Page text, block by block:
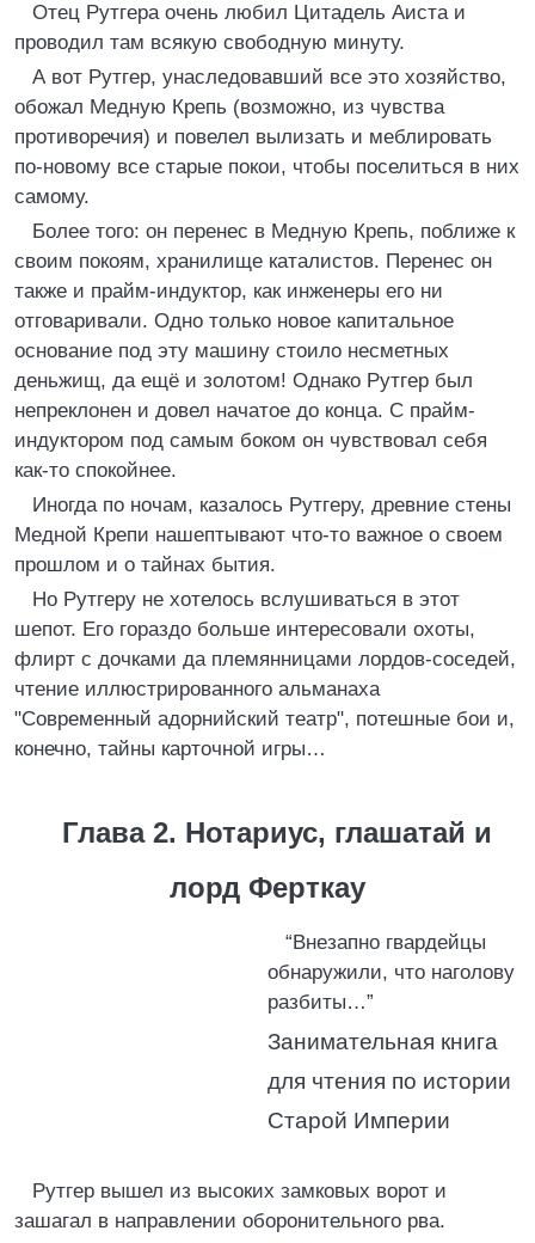
Отец Рутгера очень любил Цитадель Аиста и
проводил там всякую свободную минуту.
А вот Рутгер, унаследовавший все это хозяйство,
обожал Медную Крепь (возможно, из чувства
противоречия) и повелел вылизать и меблировать
по-новому все старые покои, чтобы поселиться в них
самому.
Более того: он перенес в Медную Крепь, поближе к
своим покоям, хранилище каталистов. Перенес он
также и прайм-индуктор, как инженеры его ни
отговаривали. Одно только новое капитальное
основание под эту машину стоило несметных
деньжищ, да ещё и золотом! Однако Рутгер был
непреклонен и довел начатое до конца. С прайм-
индуктором под самым боком он чувствовал себя
как-то спокойнее.
Иногда по ночам, казалось Рутгеру, древние стены
Медной Крепи нашептывают что-то важное о своем
прошлом и о тайнах бытия.
Но Рутгеру не хотелось вслушиваться в этот
шепот. Его гораздо больше интересовали охоты,
флирт с дочками да племянницами лордов-соседей,
чтение иллюстрированного альманаха
"Современный адорнийский театр", потешные бои и,
конечно, тайны карточной игры…
Глава 2. Нотариус, глашатай и
лорд Ферткау
“Внезапно гвардейцы
обнаружили, что наголову
разбиты…”
Занимательная книга
для чтения по истории
Старой Империи
Рутгер вышел из высоких замковых ворот и
зашагал в направлении оборонительного рва.